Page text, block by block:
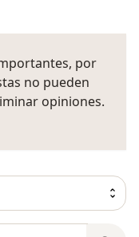
por
no pueden
opiniones.